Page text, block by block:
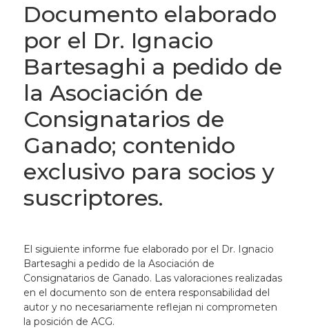
Documento elaborado
por el Dr. Ignacio
Bartesaghi a pedido de
la Asociación de
Consignatarios de
Ganado; contenido
exclusivo para socios y
suscriptores.
El siguiente informe fue elaborado por el Dr. Ignacio
Bartesaghi a pedido de la Asociación de
Consignatarios de Ganado. Las valoraciones realizadas
en el documento son de entera responsabilidad del
autor y no necesariamente reflejan ni comprometen
la posición de ACG.